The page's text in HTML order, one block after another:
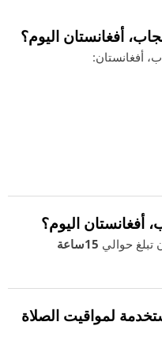
أفغانستان اليوم؟
أفغانستان:
أفغانستان اليوم؟
تبلغ حوالي
15ساعة
لمواقيت الصلاة